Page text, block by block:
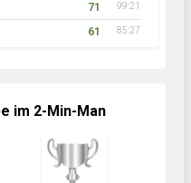
71 99:21
61 85:27
im 2-Min-Man